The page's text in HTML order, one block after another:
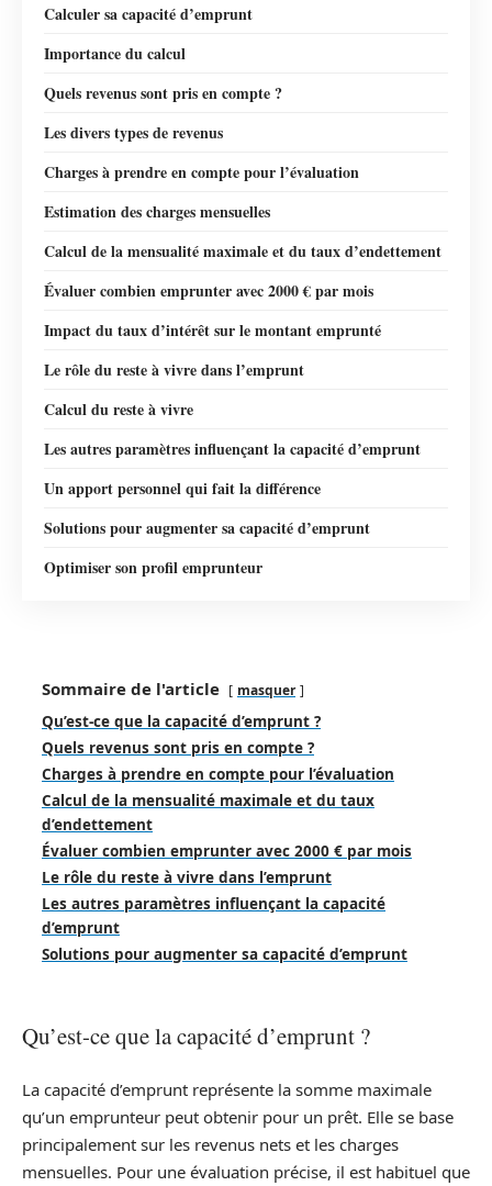
Calculer sa capacité d’emprunt
Importance du calcul
Quels revenus sont pris en compte ?
Les divers types de revenus
Charges à prendre en compte pour l’évaluation
Estimation des charges mensuelles
Calcul de la mensualité maximale et du taux d’endettement
Évaluer combien emprunter avec 2000 € par mois
Impact du taux d’intérêt sur le montant emprunté
Le rôle du reste à vivre dans l’emprunt
Calcul du reste à vivre
Les autres paramètres influençant la capacité d’emprunt
Un apport personnel qui fait la différence
Solutions pour augmenter sa capacité d’emprunt
Optimiser son profil emprunteur
Sommaire de l'article masquer
Qu’est-ce que la capacité d’emprunt ?
Quels revenus sont pris en compte ?
Charges à prendre en compte pour l’évaluation
Calcul de la mensualité maximale et du taux
d’endettement
Évaluer combien emprunter avec 2000 € par mois
Le rôle du reste à vivre dans l’emprunt
Les autres paramètres influençant la capacité
d’emprunt
Solutions pour augmenter sa capacité d’emprunt
Qu’est-ce que la capacité d’emprunt ?
La capacité d’emprunt représente la somme maximale
qu’un emprunteur peut obtenir pour un prêt. Elle se base
principalement sur les revenus nets et les charges
mensuelles. Pour une évaluation précise, il est habituel que